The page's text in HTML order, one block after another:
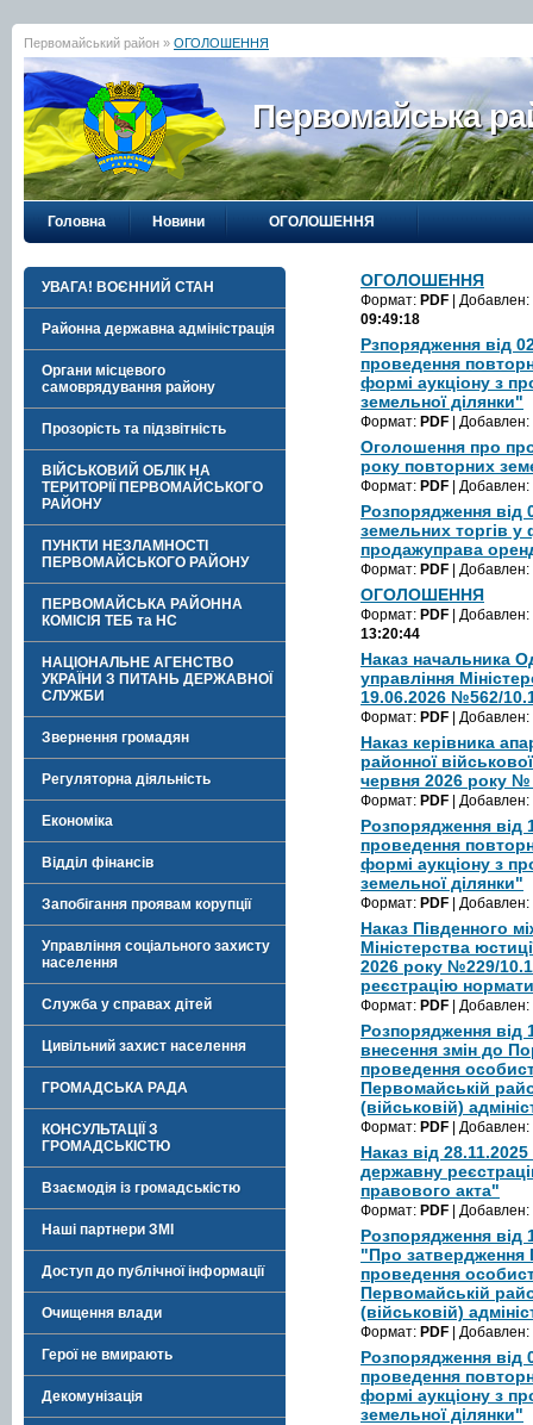
Первомайський район » ОГОЛОШЕННЯ
Первомайська
Головна Новини ОГОЛОШЕННЯ
УВАГА! ВОЄННИЙ СТАН
Районна державна адміністрація
Органи місцевого
самоврядування району
Прозорість та підзвітність
ВІЙСЬКОВИЙ ОБЛІК НА
ТЕРИТОРІЇ ПЕРВОМАЙСЬКОГО
РАЙОНУ
ПУНКТИ НЕЗЛАМНОСТІ
ПЕРВОМАЙСЬКОГО РАЙОНУ
ПЕРВОМАЙСЬКА РАЙОННА
КОМІСІЯ ТЕБ та НС
НАЦІОНАЛЬНЕ АГЕНСТВО
УКРАЇНИ З ПИТАНЬ ДЕРЖАВНОЇ
СЛУЖБИ
Звернення громадян
Регуляторна діяльність
Економіка
Відділ фінансів
Запобігання проявам корупції
Управління соціального захисту
населення
Служба у справах дітей
Цивільний захист населення
ГРОМАДСЬКА РАДА
КОНСУЛЬТАЦІЇ З
ГРОМАДСЬКІСТЮ
Взаємодія із громадськістю
Наші партнери ЗМІ
Доступ до публічної інформації
Очищення влади
Герої не вмирають
Декомунізація
ОГОЛОШЕННЯ
Формат: PDF | Добавлен:
09:49:18
Рзпорядження від
проведення
формі аукціону з
земельної ділянки"
Формат: PDF | Добавлен:
Оголошення про
року повторних
Формат: PDF | Добавлен:
Розпорядження від
земельних торгів у
продажуправа
Формат: PDF | Добавлен:
ОГОЛОШЕННЯ
Формат: PDF | Добавлен:
13:20:44
Наказ начальника
управління
19.06.2026 №562/
Формат: PDF | Добавлен:
Наказ керівника
районної
червня 2026 року №
Формат: PDF | Добавлен:
Розпорядження від
проведення
формі аукціону з
земельної ділянки"
Формат: PDF | Добавлен:
Наказ Південного
Міністерства
2026 року №229/
реєстрацію
Формат: PDF | Добавлен:
Розпорядження
внесення змін до
проведення
Первомайській
(військовій)
Формат: PDF | Добавлен:
Наказ від
державну
правового акта"
Формат: PDF | Добавлен:
Розпорядження від
"Про затвердження
проведення
Первомайській
(військовій)
Формат: PDF | Добавлен:
Розпорядження
проведення
формі аукціону з
земельної ділянки"